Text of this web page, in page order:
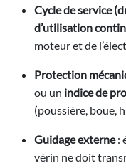
Cycle de service
d’utilisation
moteur et de
Protection
ou un indice de
(poussière, boue,
Guidage externe:
vérin ne doit